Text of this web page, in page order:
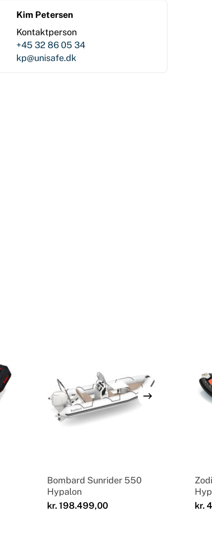
Kim Petersen
Kontaktperson
+45 32 86 05 34
kp@unisafe.dk
Bombard Sunrider 550
Hypalon
kr.198.499,00
kr.